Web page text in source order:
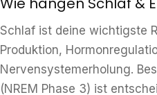
Schlaf ist deine wichtigste
Produktion,
Nervensystemerholung.
(NREM Phase 3) ist